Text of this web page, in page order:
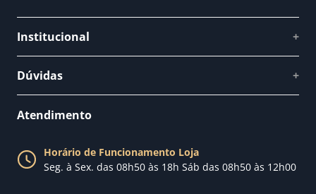
Institucional +
Fale conosco
Nossa loja
Dúvidas +
Política de Trocas
Política de Entrega
Atendimento
Horário de Funcionamento Loja
Seg. à Sex. das 08h50 às 18h Sáb das 08h50 às 12h00